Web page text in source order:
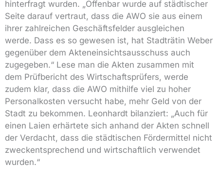
hinterfragt wurden. „Offenbar wurde auf städtischer
Seite darauf vertraut, dass die AWO sie aus einem
ihrer zahlreichen Geschäftsfelder ausgleichen
werde. Dass es so gewesen ist, hat Stadträtin Weber
gegenüber dem Akteneinsichtsausschuss auch
zugegeben.“ Lese man die Akten zusammen mit
dem Prüfbericht des Wirtschaftsprüfers, werde
zudem klar, dass die AWO mithilfe viel zu hoher
Personalkosten versucht habe, mehr Geld von der
Stadt zu bekommen. Leonhardt bilanziert: „Auch für
einen Laien erhärtete sich anhand der Akten schnell
der Verdacht, dass die städtischen Fördermittel nicht
zweckentsprechend und wirtschaftlich verwendet
wurden.“